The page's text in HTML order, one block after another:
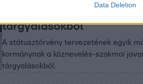
Data Deletion
PDSZ a Lex PDSZ-ről :
tárgyalásokból
A státusztörvény tervezetének egyik
kormánynak a köznevelés-szakmai
tárgyalásokból.